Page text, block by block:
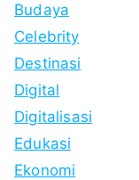
Budaya
Celebrity
Destinasi
Digital
Digitalisasi
Edukasi
Ekonomi